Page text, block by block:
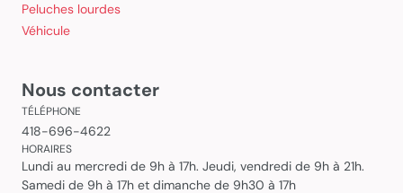
Peluches lourdes
Véhicule
Nous contacter
TÉLÉPHONE
418-696-4622
HORAIRES
Lundi au mercredi de 9h à 17h. Jeudi, vendredi de 9h à 21h.
Samedi de 9h à 17h et dimanche de 9h30 à 17h